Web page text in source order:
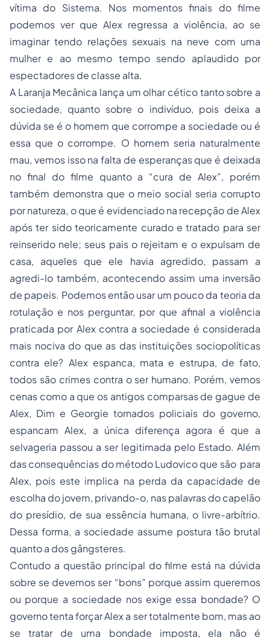
vítima do Sistema. Nos momentos finais do filme
podemos ver que Alex regressa a violência, ao se
imaginar tendo relações sexuais na neve com uma
mulher e ao mesmo tempo sendo aplaudido por
espectadores de classe alta.
A Laranja Mecânica lança um olhar cético tanto sobre a
sociedade, quanto sobre o indivíduo, pois deixa a
dúvida se é o homem que corrompe a sociedade ou é
essa que o corrompe. O homem seria naturalmente
mau, vemos isso na falta de esperanças que é deixada
no final do filme quanto a “cura de Alex”, porém
também demonstra que o meio social seria corrupto
por natureza, o que é evidenciado na recepção de Alex
após ter sido teoricamente curado e tratado para ser
reinserido nele; seus pais o rejeitam e o expulsam de
casa, aqueles que ele havia agredido, passam a
agredi-lo também, acontecendo assim uma inversão
de papeis. Podemos então usar um pouco da teoria da
rotulação e nos perguntar, por que afinal a violência
praticada por Alex contra a sociedade é considerada
mais nociva do que as das instituições sociopolíticas
contra ele? Alex espanca, mata e estrupa, de fato,
todos são crimes contra o ser humano. Porém, vemos
cenas como a que os antigos comparsas de gague de
Alex, Dim e Georgie tornados policiais do governo,
espancam Alex, a única diferença agora é que a
selvageria passou a ser legitimada pelo Estado. Além
das consequências do método Ludovico que são para
Alex, pois este implica na perda da capacidade de
escolha do jovem, privando-o, nas palavras do capelão
do presídio, de sua essência humana, o livre-arbítrio.
Dessa forma, a sociedade assume postura tão brutal
quanto a dos gângsteres.
Contudo a questão principal do filme está na dúvida
sobre se devemos ser “bons” porque assim queremos
ou porque a sociedade nos exige essa bondade? O
governo tenta forçar Alex a ser totalmente bom, mas ao
se tratar de uma bondade imposta, ela não é